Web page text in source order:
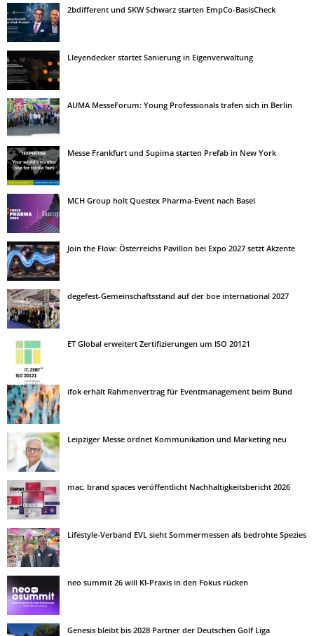
2bdifferent und SKW Schwarz starten EmpCo-BasisCheck
Lleyendecker startet Sanierung in Eigenverwaltung
AUMA MesseForum: Young Professionals trafen sich in Berlin
Messe Frankfurt und Supima starten Prefab in New York
MCH Group holt Questex Pharma-Event nach Basel
Join the Flow: Österreichs Pavillon bei Expo 2027 setzt Akzente
degefest-Gemeinschaftsstand auf der boe international 2027
ET Global erweitert Zertifizierungen um ISO 20121
ifok erhält Rahmenvertrag für Eventmanagement beim Bund
Leipziger Messe ordnet Kommunikation und Marketing neu
mac. brand spaces veröffentlicht Nachhaltigkeitsbericht 2026
Lifestyle-Verband EVL sieht Sommermessen als bedrohte Spezies
neo summit 26 will KI-Praxis in den Fokus rücken
Genesis bleibt bis 2028 Partner der Deutschen Golf Liga